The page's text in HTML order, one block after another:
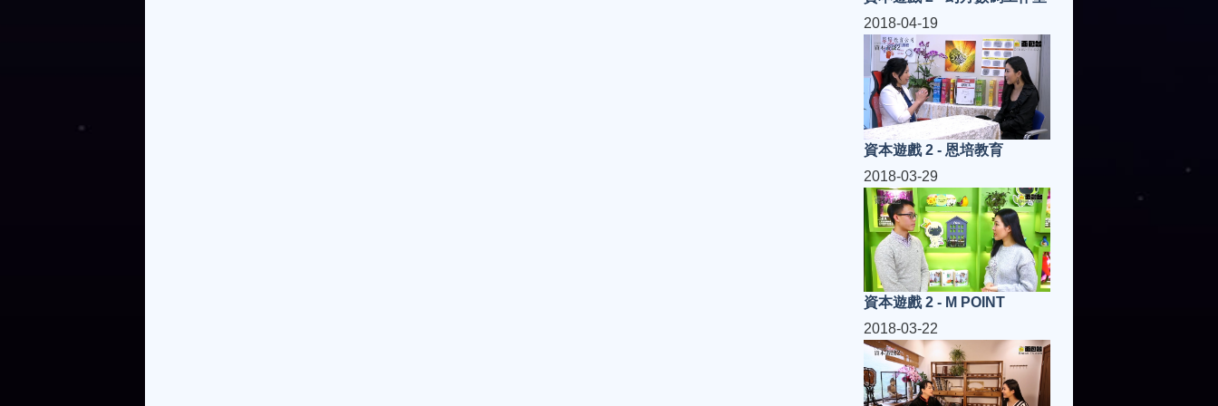
2018-04-19
資本遊戲 2 - 恩培教育
2018-03-29
資本遊戲 2 - M POINT
2018-03-22